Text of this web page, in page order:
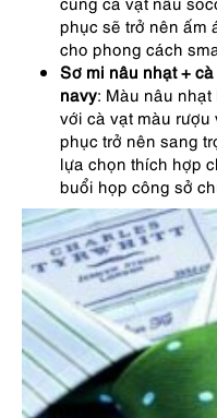
phục sẽ trở nên ấm
cho phong cách
Sơ mi nâu nhạt +
navy: Màu nâu
với cà vạt màu rượu
phục trở nên sang
lựa chọn thích hợp
buổi họp công sở